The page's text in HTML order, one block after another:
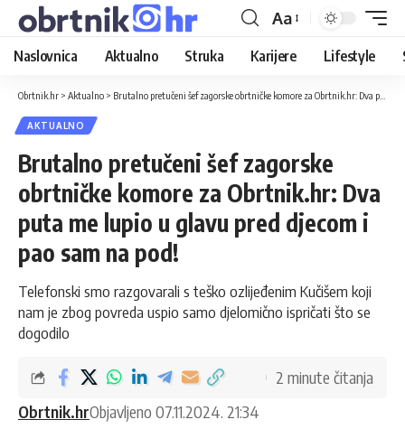
Aa
Naslovnica Aktualno Struka Karijere Lifestyle
Obrtnik.hr > Aktualno > Brutalno pretučeni šef zagorske obrtničke komore za Obrtnik.hr: Dva puta me lupio u glavu pred djecom i pao sam na pod!
AKTUALNO
Brutalno pretučeni šef zagorske
obrtničke komore za Obrtnik.hr: Dva
puta me lupio u glavu pred djecom i
pao sam na pod!
Telefonski smo razgovarali s teško ozlijeđenim Kučišem koji
nam je zbog povreda uspio samo djelomično ispričati što se
dogodilo
Obrtnik.hrObjavljeno 07.11.2024. 21:34
2 minute čitanja